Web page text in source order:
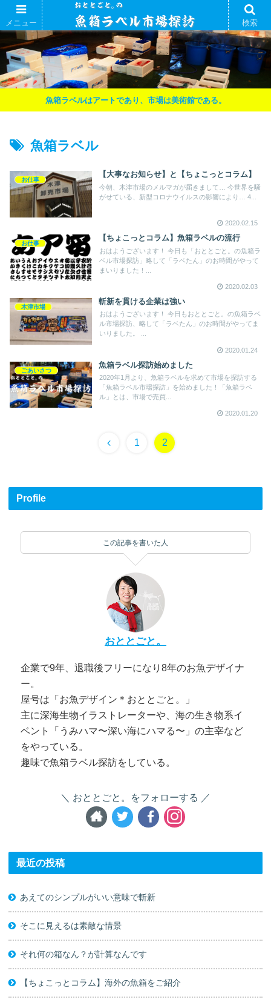
魚箱ラベルはアートであり、市場は美術館である。
魚箱ラベル
お仕事
【大事なお知らせ】と【ちょこっとコラム】
今朝、木津市場のメルマガが届きまして… 今世界を騒
がせている、新型コロナウイルスの影響により… 4...
2020.02.15
お仕事
【ちょこっとコラム】魚箱ラベルの流行
おはようございます！ 今日も「おととごと。の魚箱ラ
ベル市場探訪」略して「ラベたん」のお時間がやって
まいりました！...
2020.02.03
木津市場
斬新を貫ける企業は強い
おはようございます！ 今日もおととごと。の魚箱ラベ
ル市場探訪、略して「ラベたん」のお時間がやってま
いりました。 ...
2020.01.24
ごあいさつ
魚箱ラベル探訪始めました
2020年1月より、魚箱ラベルを求めて市場を探訪する
「魚箱ラベル市場探訪」を始めました！「魚箱ラベ
ル」とは、市場で売買...
2020.01.20
1 2
Profile
この記事を書いた人
おととごと。
企業で9年、退職後フリーになり8年のお魚デザイナ
ー。
屋号は「お魚デザイン＊おととごと。」
主に深海生物イラストレーターや、海の生き物系イ
ベント「うみハマ〜深い海にハマる〜」の主宰など
をやっている。
趣味で魚箱ラベル探訪をしている。
おととごと。をフォローする
最近の投稿
あえてのシンプルがいい意味で斬新
そこに見えるは素敵な情景
それ何の箱なん？が計算なんです
【ちょこっとコラム】海外の魚箱をご紹介
メニュー 検索